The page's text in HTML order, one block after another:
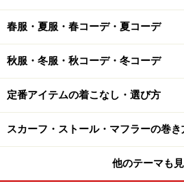
ユニクロ スマートストレートパン
「スマートストレートパンツ プ
は、きちんと感がありながら、は
ラインはセンタープレス入りで
る美シルエット。このタイプの
がすっきりしているので、例え
春服・夏服・春コーデ・夏コーデ
秋服・冬服・秋コーデ・冬コーデ
定番アイテムの着こなし・選び方
スカーフ・ストール・マフラーの巻き
他のテーマも